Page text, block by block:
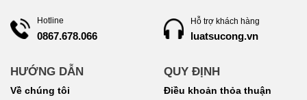
Hotline
0867.678.066
HƯỚNG DẪN
Về chúng tôi
Hỗ trợ khách hàng
luatsucong.vn
QUY ĐỊNH
Điều khoản thỏa thuận